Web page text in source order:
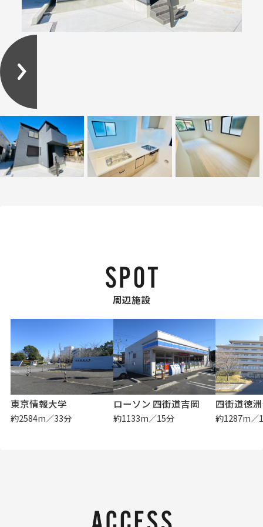
周辺施設
東京情報大学
約2584m／33分
ローソン 四街道吉岡
約1133m／15分
四街道徳
約1287m／